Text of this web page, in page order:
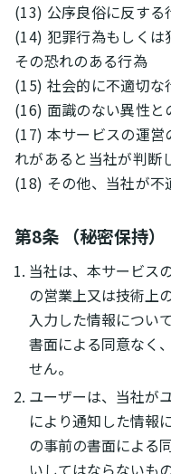
(13) 公序良俗に反す
(14) 犯罪行為もしく
その恐れのある行為
(15) 社会的に不適切
(16) 面識のない異性
(17) 本サービスの運
れがあると当社が判断
(18) その他、当社が
第8条 （秘密保持）
当社は、本サービス
の営業上又は技術上
入力した情報につい
書面による同意なく
せん。
ユーザーは、当社が
により通知した情報
の事前の書面による